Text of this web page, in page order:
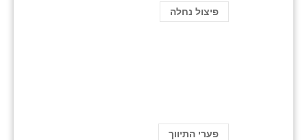
פיצול נחלה
פערי התיווך